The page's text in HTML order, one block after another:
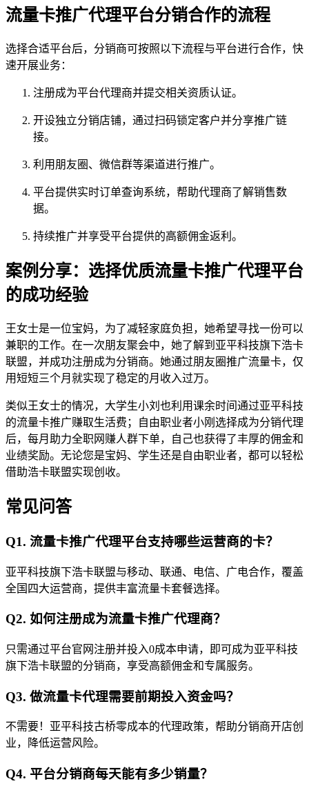
流量卡推广代理平台分销合作的流程
选择合适平台后，分销商可按照以下流程与平台进行合作，快
速开展业务：
注册成为平台代理商并提交相关资质认证。
开设独立分销店铺，通过扫码锁定客户并分享推广链
接。
利用朋友圈、微信群等渠道进行推广。
平台提供实时订单查询系统，帮助代理商了解销售数
据。
持续推广并享受平台提供的高额佣金返利。
案例分享：选择优质流量卡推广代理平台
的成功经验
王女士是一位宝妈，为了减轻家庭负担，她希望寻找一份可以
兼职的工作。在一次朋友聚会中，她了解到亚平科技旗下浩卡
联盟，并成功注册成为分销商。她通过朋友圈推广流量卡，仅
用短短三个月就实现了稳定的月收入过万。
类似王女士的情况，大学生小刘也利用课余时间通过亚平科技
的流量卡推广赚取生活费；自由职业者小刚选择成为分销代理
后，每月助力全职网赚人群下单，自己也获得了丰厚的佣金和
业绩奖励。无论您是宝妈、学生还是自由职业者，都可以轻松
借助浩卡联盟实现创收。
常见问答
Q1. 流量卡推广代理平台支持哪些运营商的卡？
亚平科技旗下浩卡联盟与移动、联通、电信、广电合作，覆盖
全国四大运营商，提供丰富流量卡套餐选择。
Q2. 如何注册成为流量卡推广代理商？
只需通过平台官网注册并投入0成本申请，即可成为亚平科技
旗下浩卡联盟的分销商，享受高额佣金和专属服务。
Q3. 做流量卡代理需要前期投入资金吗？
不需要！亚平科技古桥零成本的代理政策，帮助分销商开店创
业，降低运营风险。
Q4. 平台分销商每天能有多少销量？